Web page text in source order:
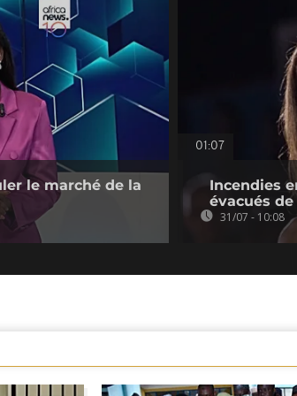
le marché de la
01:07
Incendies
évacués de
31/07 - 10:08